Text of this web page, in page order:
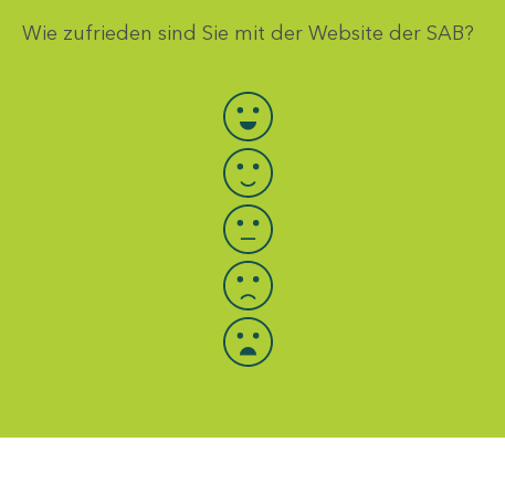
Wie zufrieden sind Sie mit der Website der SAB?
Bewertung auswählen